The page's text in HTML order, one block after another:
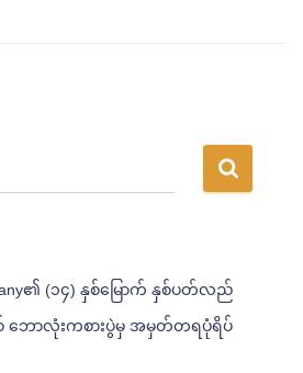
၏ (၁၄) နှစ်မြောက် နှစ်ပတ်လည်
ဘောလုံးကစားပွဲမှ အမှတ်တရပုံရိပ်